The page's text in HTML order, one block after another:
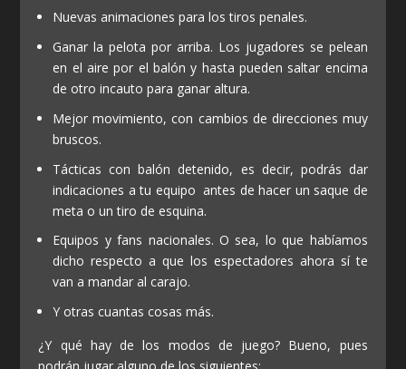
Nuevas animaciones para los tiros penales.
Ganar la pelota por arriba. Los jugadores se pelean
en el aire por el balón y hasta pueden saltar encima
de otro incauto para ganar altura.
Mejor movimiento, con cambios de direcciones muy
bruscos.
Tácticas con balón detenido, es decir, podrás dar
indicaciones a tu equipo antes de hacer un saque de
meta o un tiro de esquina.
Equipos y fans nacionales. O sea, lo que habíamos
dicho respecto a que los espectadores ahora sí te
van a mandar al carajo.
Y otras cuantas cosas más.
¿Y qué hay de los modos de juego? Bueno, pues